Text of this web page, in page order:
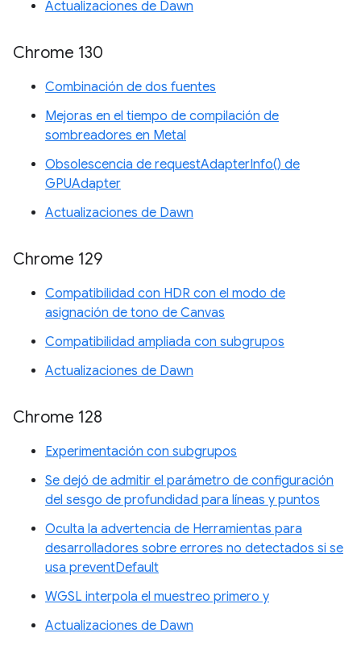
Actualizaciones de Dawn
Chrome 130
Combinación de dos fuentes
Mejoras en el tiempo de compilación de
sombreadores en Metal
Obsolescencia de requestAdapterInfo() de
GPUAdapter
Actualizaciones de Dawn
Chrome 129
Compatibilidad con HDR con el modo de
asignación de tono de Canvas
Compatibilidad ampliada con subgrupos
Actualizaciones de Dawn
Chrome 128
Experimentación con subgrupos
Se dejó de admitir el parámetro de configuración
del sesgo de profundidad para líneas y puntos
Oculta la advertencia de Herramientas para
desarrolladores sobre errores no detectados si se
usa preventDefault
WGSL interpola el muestreo primero y
Actualizaciones de Dawn